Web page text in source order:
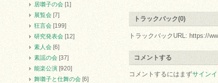
トラックバック(0)
トラックバックURL: https://
コメントする
コメントするにはまずサイン
居囃子の会 [1]
展覧会 [7]
狂言会 [199]
研究発表会 [12]
素人会 [6]
素謡の会 [37]
能楽公演 [920]
舞囃子と仕舞の会 [6]